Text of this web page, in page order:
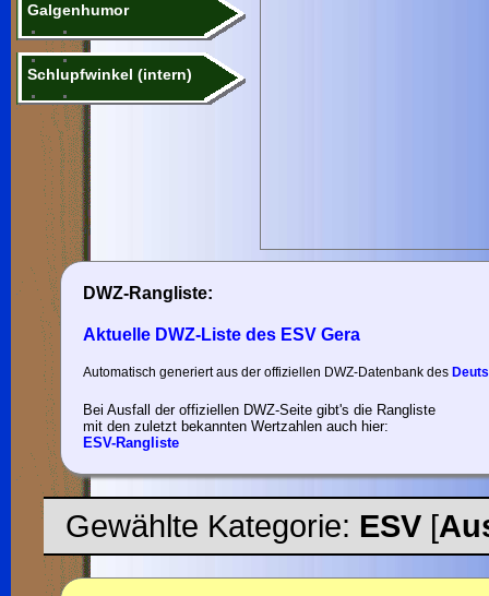
Galgenhumor
Schlupfwinkel (intern)
DWZ-Rangliste:
Aktuelle DWZ-Liste des ESV Gera
Automatisch generiert aus der offiziellen DWZ-Datenbank des
Bei Ausfall der offiziellen DWZ-Seite gibt's die Rangliste
mit den zuletzt bekannten Wertzahlen auch hier:
ESV-Rangliste
Gewählte Kategorie: ESV [